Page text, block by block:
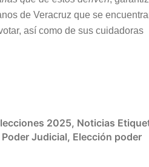
de Veracruz que se
así como de sus cuidadoras
2025, Noticias
Judicial, Elección poder